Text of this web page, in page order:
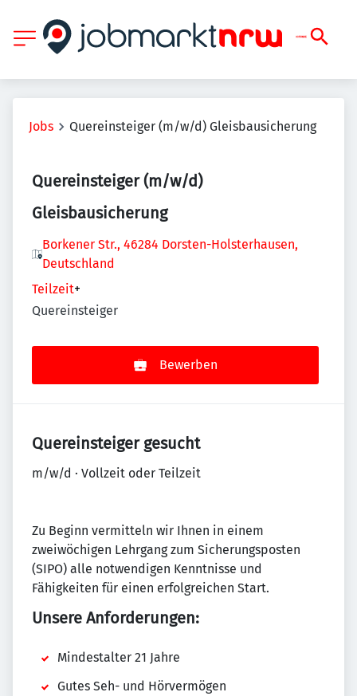
Jobs Quereinsteiger (m/w/d) Gleisbausicherung
Quereinsteiger (m/w/d)
Gleisbausicherung
Borkener Str., 46284 Dorsten-Holsterhausen,
Deutschland
Teilzeit+
Quereinsteiger
Bewerben
Quereinsteiger gesucht
m/w/d · Vollzeit oder Teilzeit
Zu Beginn vermitteln wir Ihnen in einem
zweiwöchigen Lehrgang zum Sicherungsposten
(SIPO) alle notwendigen Kenntnisse und
Fähigkeiten für einen erfolgreichen Start.
Unsere Anforderungen:
Mindestalter 21 Jahre
Gutes Seh- und Hörvermögen